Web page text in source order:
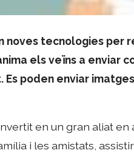
noves tecnologies per
els veïns a enviar
Es poden enviar
en un gran aliat
i les amistats,